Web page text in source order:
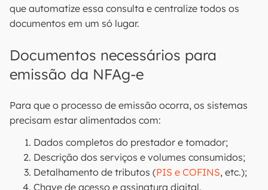
que automatize essa consulta e centralize todos os
documentos em um só lugar.
Documentos necessários para
emissão da NFAg-e
Para que o processo de emissão ocorra, os sistemas
precisam estar alimentados com:
Dados completos do prestador e tomador;
Descrição dos serviços e volumes consumidos;
Detalhamento de tributos (PIS e COFINS, etc.);
Chave de acesso e assinatura digital.